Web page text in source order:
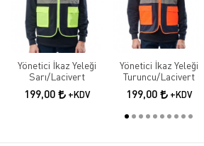
Yönetici İkaz Yeleği
Sarı/Lacivert
199,00 +KDV
Yönetici İkaz Yeleği
Turuncu/Lacivert
199,00 +KDV